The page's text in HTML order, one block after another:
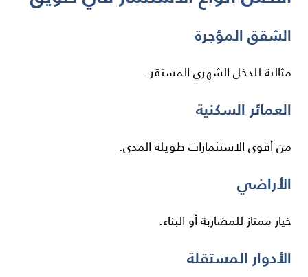
الشقق المؤجرة
مثالية للدخل الشهري المستقر.
العمائر السكنية
من أقوى الاستثمارات طويلة المدى.
الأراضي
خيار ممتاز للمضاربة أو البناء.
الأدوار المستقلة